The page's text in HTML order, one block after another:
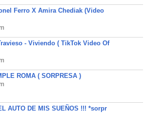
Ferro X Amira Chediak (Video
- Viviendo ( TikTok Video Of
ROMA ( SORPRESA )
AUTO DE MIS SUEÑOS !!! *sorpr